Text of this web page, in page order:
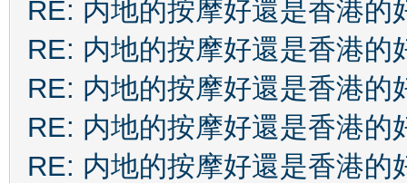
RE: 内地的按摩好還是香港的
RE: 内地的按摩好還是香港的
RE: 内地的按摩好還是香港的
RE: 内地的按摩好還是香港的
RE: 内地的按摩好還是香港的